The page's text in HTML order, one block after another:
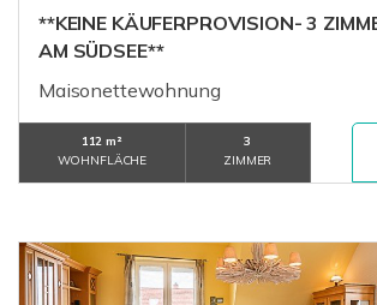
**KEINE KÄUFERPROVISION- 3
AM SÜDSEE**
Maisonettewohnung
112 m²
WOHNFLÄCHE
3
ZIMMER